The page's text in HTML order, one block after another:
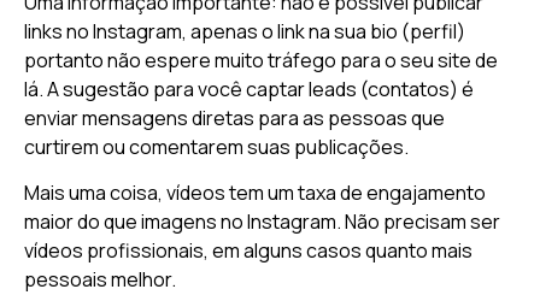
links no Instagram, apenas o link na sua bio (perfil)
portanto não espere muito tráfego para o seu site de
lá. A sugestão para você captar leads (contatos) é
enviar mensagens diretas para as pessoas que
curtirem ou comentarem suas publicações.
Mais uma coisa, vídeos tem um taxa de engajamento
maior do que imagens no Instagram. Não precisam ser
vídeos profissionais, em alguns casos quanto mais
pessoais melhor.